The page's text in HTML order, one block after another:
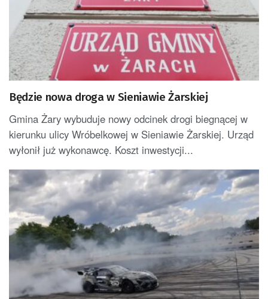
Będzie nowa droga w Sieniawie Żarskiej
Gmina Żary wybuduje nowy odcinek drogi biegnącej w
kierunku ulicy Wróbelkowej w Sieniawie Żarskiej. Urząd
wyłonił już wykonawcę. Koszt inwestycji...